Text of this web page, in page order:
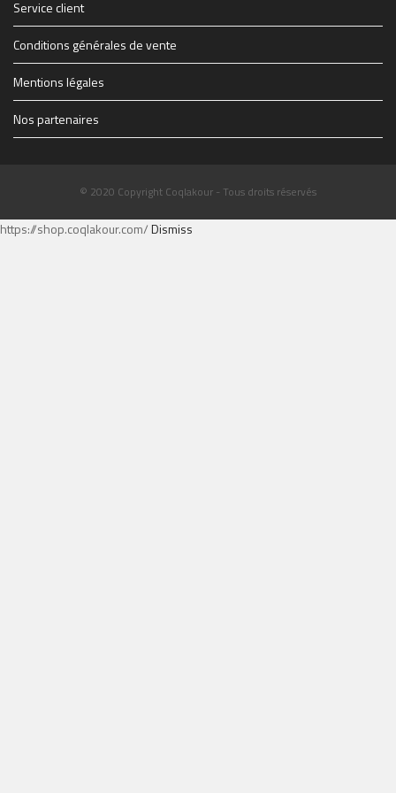
Service client
Conditions générales de vente
Mentions légales
Nos partenaires
© 2020 Copyright Coqlakour - Tous droits réservés
https://shop.coqlakour.com/Dismiss